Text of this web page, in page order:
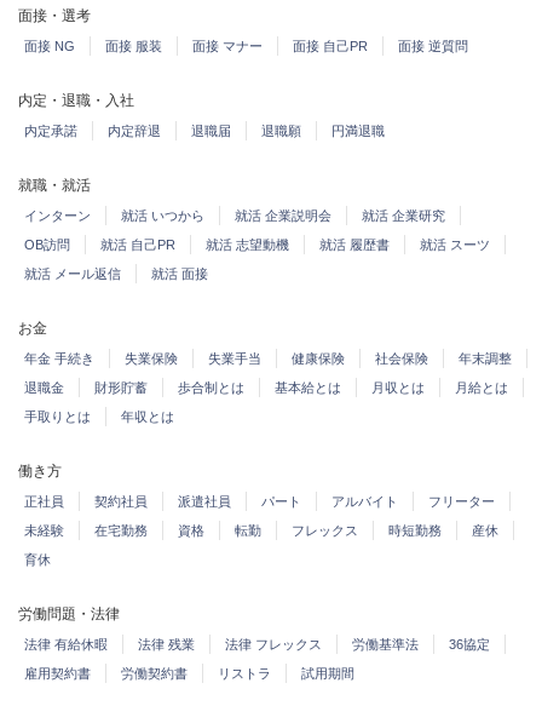
面接・選考
面接 NG 面接 服装 面接 マナー 面接 自己PR 面接 逆質問
内定・退職・入社
内定承諾 内定辞退 退職届 退職願 円満退職
就職・就活
インターン 就活 いつから 就活 企業説明会
就活 企業研究
OB訪問
就活 自己PR 就活 志望動機 就活 履歴書
就活 スーツ
就活 メール返信
就活 面接
お金
年金 手続き 失業保険 失業手当 健康保険 社会保険
年末調整
退職金
財形貯蓄 歩合制とは 基本給とは 月収とは
月給とは
手取りとは
年収とは
働き方
正社員 契約社員 派遣社員 パート アルバイト
フリーター
未経験
在宅勤務 資格 転勤 フレックス 時短勤務
産休
育休
労働問題・法律
法律 有給休暇 法律 残業 法律 フレックス 労働基準法
36協定
雇用契約書
労働契約書 リストラ 試用期間